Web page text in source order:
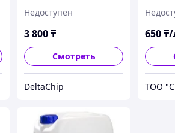
Недоступен
3 800₸
Смотреть
DeltaChip
650₸/
ТОО